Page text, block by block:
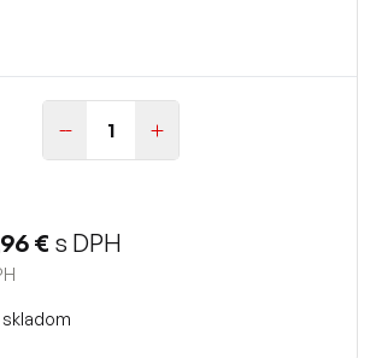
€ s DPH
skladom